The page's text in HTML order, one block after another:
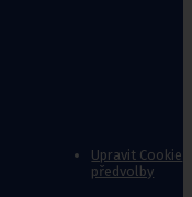
Upravit Cookie
předvolby